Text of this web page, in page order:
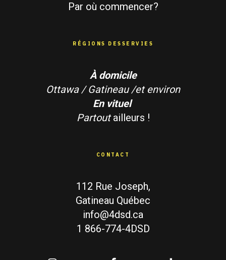
Par où commencer?
RÉGIONS DESSERVIES
À domicile
Ottawa / Gatineau /et environ
En vituel
Partoutailleurs !
CONTACT
112 Rue Joseph,
Gatineau Québec
info@4dsd.ca
1 866-774-4DSD